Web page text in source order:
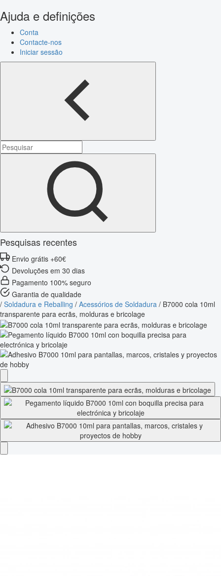
Ajuda e definições
Conta
Contacte-nos
Iniciar sessão
Pesquisas recentes
Envio grátis +60€
Devoluções em 30 dias
Pagamento 100% seguro
Garantia de qualidade
/ Soldadura e Reballing / Acessórios de Soldadura / B7000 cola 10ml
transparente para ecrãs, molduras e bricolage